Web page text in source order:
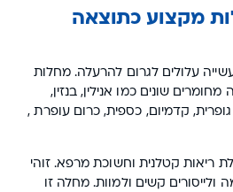
מקצוע כתוצאה
עלולים לגרום להרעלה. מחלות
שונים כמו אנילין, בנזין,
גופרית, קדמיום, כספית, כרום עופרת ,
ריאות קטלנית וחשוכת מרפא. זוהי
קשים ולמוות. מחלה זו